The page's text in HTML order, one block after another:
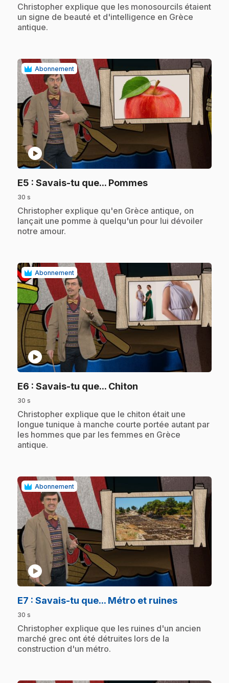
.Christopher explique que les monosourcils étaient
un signe de beauté et d'intelligence en Grèce
antique.
Abonnement
play_circle
E5 : Savais-tu que... Pommes.
30 s
.Christopher explique qu'en Grèce antique, on
lançait une pomme à quelqu'un pour lui dévoiler
notre amour.
Abonnement
play_circle
E6 : Savais-tu que... Chiton
30 s
.Christopher explique que le chiton était une
longue tunique à manche courte portée autant par
les hommes que par les femmes en Grèce
antique.
Abonnement
play_circle
E7 : Savais-tu que... Métro et ruines.
30 s
.Christopher explique que les ruines d'un ancien
marché grec ont été détruites lors de la
construction d'un métro.